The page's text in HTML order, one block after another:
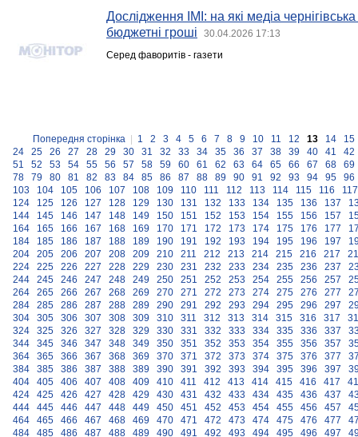
Дослідження ІМІ: на які медіа
бюджетні гроші
30.04.2026 17:13
Серед фаворитів - газети
Попередня сторінка 1 2 3 4 5 6 7 8 9 10 11 12 13 14
15
24
25 26 27 28 29 30 31 32 33 34 35 36 37 38 39 40 41
42
51
52 53 54 55 56 57 58 59 60 61 62 63 64 65 66 67 68
69
78
79 80 81 82 83 84 85 86 87 88 89 90 91 92 93 94 95
96
103
104 105 106 107 108 109 110 111 112 113 114 115 116
117
124
125 126 127 128 129 130 131 132 133 134 135 136 137
144
145 146 147 148 149 150 151 152 153 154 155 156 157
164
165 166 167 168 169 170 171 172 173 174 175 176 177
184
185 186 187 188 189 190 191 192 193 194 195 196 197
204
205 206 207 208 209 210 211 212 213 214 215 216 217
224
225 226 227 228 229 230 231 232 233 234 235 236 237
244
245 246 247 248 249 250 251 252 253 254 255 256 257
264
265 266 267 268 269 270 271 272 273 274 275 276 277
284
285 286 287 288 289 290 291 292 293 294 295 296 297
304
305 306 307 308 309 310 311 312 313 314 315 316 317
324
325 326 327 328 329 330 331 332 333 334 335 336 337
344
345 346 347 348 349 350 351 352 353 354 355 356 357
364
365 366 367 368 369 370 371 372 373 374 375 376 377
384
385 386 387 388 389 390 391 392 393 394 395 396 397
404
405 406 407 408 409 410 411 412 413 414 415 416 417
424
425 426 427 428 429 430 431 432 433 434 435 436 437
444
445 446 447 448 449 450 451 452 453 454 455 456 457
464
465 466 467 468 469 470 471 472 473 474 475 476 477
484
485 486 487 488 489 490 491 492 493 494 495 496 497